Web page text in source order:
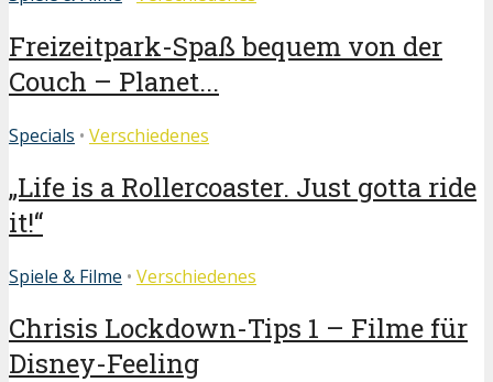
Freizeitpark-Spaß bequem von der
Couch – Planet...
Specials • Verschiedenes
„Life is a Rollercoaster. Just gotta ride
it!“
Spiele & Filme • Verschiedenes
Chrisis Lockdown-Tips 1 – Filme für
Disney-Feeling